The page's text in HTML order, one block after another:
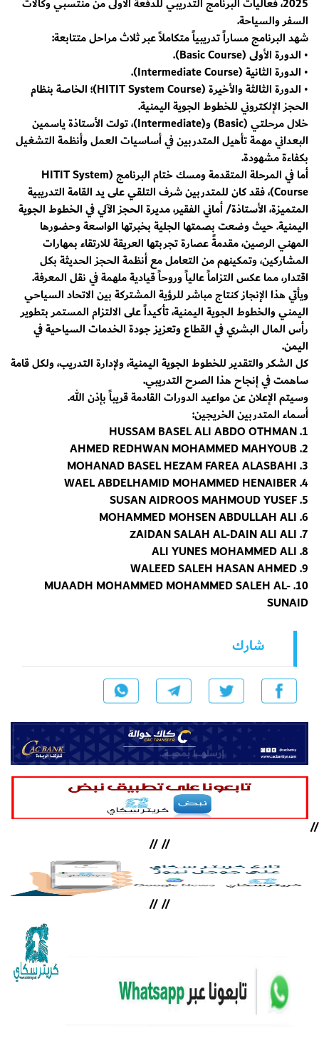
2025، فعاليات البرنامج التدريبي للدفعة الأولى من منتسبي وكالات
السفر والسياحة.
شهد البرنامج مساراً تدريبياً متكاملاً عبر ثلاث مراحل متتابعة:
• الدورة الأولى (Basic Course).
• الدورة الثانية (Intermediate Course).
• الدورة الثالثة والأخيرة (HITIT System Course)؛ الخاصة بنظام
الحجز الإلكتروني للخطوط الجوية اليمنية.
خلال مرحلتي (Basic) و(Intermediate)، تولت الأستاذة ياسمين
البعداني مهمة تأهيل المتدربين في أساسيات العمل وأنظمة التشغيل
بكفاءة مشهودة.
أما في المرحلة المتقدمة ومسك ختام البرنامج (HITIT System
Course)، فقد كان للمتدربين شرف التلقي على يد القامة التدريبية
المتميزة، الأستاذة/ أماني الفقير، مديرة الحجز الآلي في الخطوط الجوية
اليمنية. حيث وضعت بصمتها الجلية بخبرتها الواسعة وحضورها
المهني الرصين، مقدمةً عصارة تجربتها العريقة للارتقاء بمهارات
المشاركين، وتمكينهم من التعامل مع أنظمة الحجز الحديثة بكل
اقتدار، مما عكس التزاماً عالياً وروحاً قيادية ملهمة في نقل المعرفة.
ويأتي هذا الإنجاز كنتاج مباشر للرؤية المشتركة بين الاتحاد السياحي
اليمني والخطوط الجوية اليمنية، تأكيداً على الالتزام المستمر بتطوير
رأس المال البشري في القطاع وتعزيز جودة الخدمات السياحية في
اليمن.
كل الشكر والتقدير للخطوط الجوية اليمنية، ولإدارة التدريب، ولكل قامة
ساهمت في إنجاح هذا الصرح التدريبي.
وسيتم الإعلان عن مواعيد الدورات القادمة قريباً بإذن الله.
أسماء المتدربين الخريجين:
1. HUSSAM BASEL ALI ABDO OTHMAN
2. AHMED REDHWAN MOHAMMED MAHYOUB
3. MOHANAD BASEL HEZAM FAREA ALASBAHI
4. WAEL ABDELHAMID MOHAMMED HENAIBER
5. SUSAN AIDROOS MAHMOUD YUSEF
6. MOHAMMED MOHSEN ABDULLAH ALI
7. ZAIDAN SALAH AL-DAIN ALI ALI
8. ALI YUNES MOHAMMED ALI
9. WALEED SALEH HASAN AHMED
10. MUAADH MOHAMMED MOHAMMED SALEH AL-
SUNAID
شارك
//
//
//
//
//